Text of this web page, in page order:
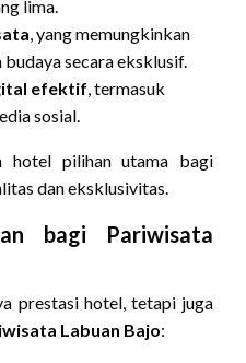
lima.
, yang memungkinkan
secara eksklusif.
efektif, termasuk
sosial.
hotel pilihan utama bagi
dan eksklusivitas.
bagi Pariwisata
prestasi hotel, tetapi juga
Labuan Bajo: